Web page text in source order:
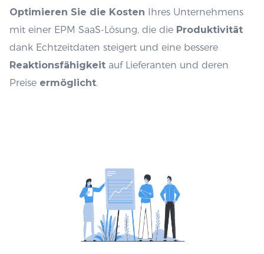
Optimieren Sie die Kosten Ihres Unternehmens
mit einer EPM SaaS-Lösung, die die Produktivität
dank Echtzeitdaten steigert und eine bessere
Reaktionsfähigkeit auf Lieferanten und deren
Preise ermöglicht.